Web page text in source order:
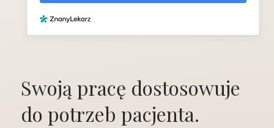
Swoją pracę dostosowuje
do potrzeb pacjenta.